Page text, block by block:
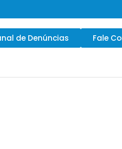
de Denúncias Fale